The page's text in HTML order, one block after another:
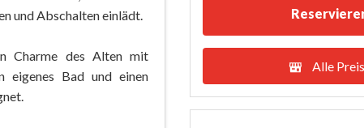
und Abschalten einlädt.
Charme des Alten mit
eigenes Bad und einen
Alle